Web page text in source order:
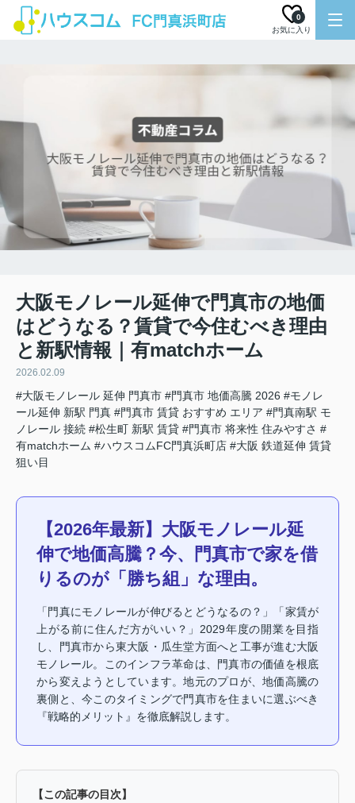
お気に入り
0
大阪モノレール延伸で門真市の地価
はどうなる？賃貸で今住むべき理由
と新駅情報｜有matchホーム
2026.02.09
#大阪モノレール 延伸 門真市 #門真市 地価高騰 2026 #モノレ
ール延伸 新駅 門真 #門真市 賃貸 おすすめ エリア #門真南駅 モ
ノレール 接続 #松生町 新駅 賃貸 #門真市 将来性 住みやすさ #
有matchホーム #ハウスコムFC門真浜町店 #大阪 鉄道延伸 賃貸
狙い目
【2026年最新】大阪モノレール延
伸で地価高騰？今、門真市で家を借
りるのが「勝ち組」な理由。
「門真にモノレールが伸びるとどうなるの？」「家賃が
上がる前に住んだ方がいい？」2029年度の開業を目指
し、門真市から東大阪・瓜生堂方面へと工事が進む大阪
モノレール。このインフラ革命は、門真市の価値を根底
から変えようとしています。地元のプロが、地価高騰の
裏側と、今このタイミングで門真市を住まいに選ぶべき
『戦略的メリット』を徹底解説します。
【この記事の目次】